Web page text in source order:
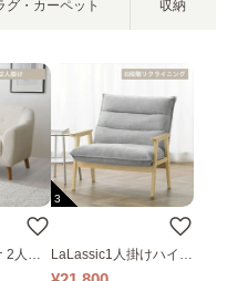
グ・カーペット 収納
人掛
3
LaLassic1人掛けハイバ
ックソファ ワイド